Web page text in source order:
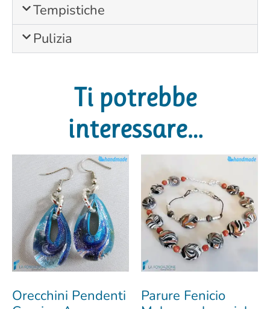
Tempistiche
Pulizia
Ti potrebbe
interessare…
Orecchini Pendenti
Parure Fenicio